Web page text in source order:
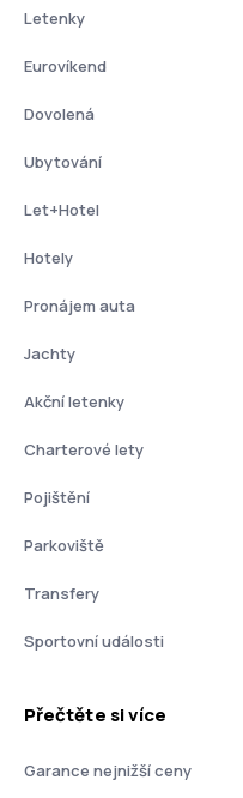
Letenky
Eurovíkend
Dovolená
Ubytování
Let+Hotel
Hotely
Pronájem auta
Jachty
Akční letenky
Charterové lety
Pojištění
Parkoviště
Transfery
Sportovní události
Přečtěte si více
Garance nejnižší ceny